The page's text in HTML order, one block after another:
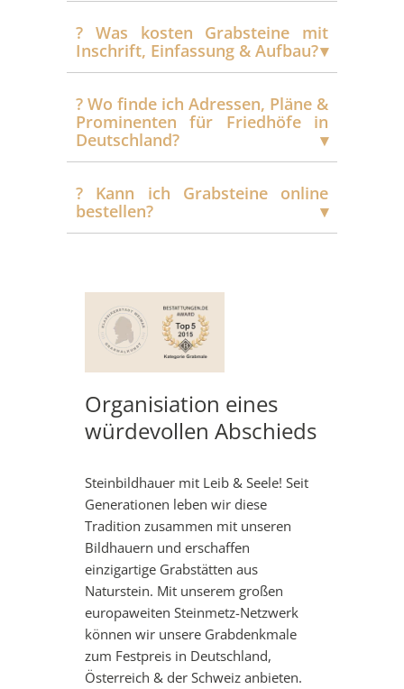
?️ Was kosten Grabsteine mit
Inschrift, Einfassung & Aufbau?
?️ Wo finde ich Adressen, Pläne &
Prominenten für Friedhöfe in
Deutschland?
?️ Kann ich Grabsteine online
bestellen?
Organisiation eines
würdevollen Abschieds
Steinbildhauer mit Leib & Seele! Seit
Generationen leben wir diese
Tradition zusammen mit unseren
Bildhauern und erschaffen
einzigartige Grabstätten aus
Naturstein. Mit unserem großen
europaweiten Steinmetz-Netzwerk
können wir unsere Grabdenkmale
zum Festpreis in Deutschland,
Österreich & der Schweiz anbieten.